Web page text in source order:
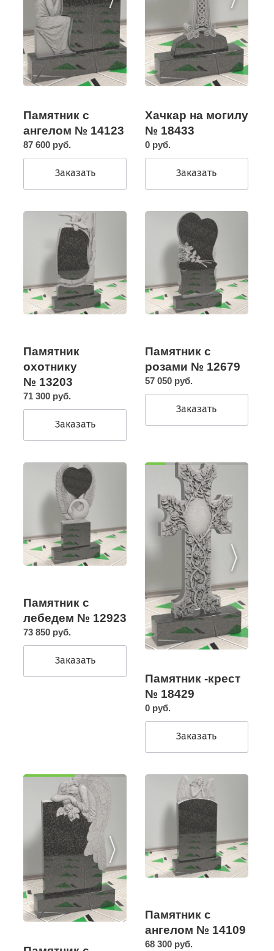
Памятник с
ангелом № 14123
87 600 руб.
Заказать
Хачкар на могилу
№ 18433
0 руб.
Заказать
Памятник
охотнику
№ 13203
71 300 руб.
Заказать
Памятник с
розами № 12679
57 050 руб.
Заказать
Памятник с
лебедем № 12923
73 850 руб.
Заказать
Памятник -крест
№ 18429
0 руб.
Заказать
Памятник с
ангелом № 14109
68 300 руб.